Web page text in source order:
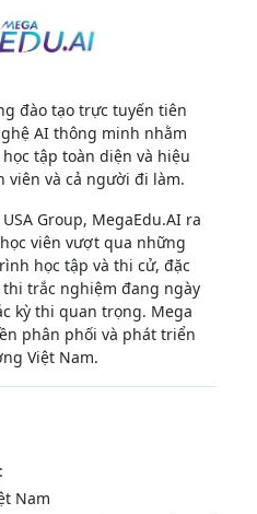
đào tạo trực tuyến tiên
AI thông minh nhằm
tập toàn diện và hiệu
viên và cả người đi làm.
Group, MegaEdu.AI ra
viên vượt qua những
học tập và thi cử, đặc
trắc nghiệm đang ngày
kỳ thi quan trọng. Mega
phân phối và phát triển
Việt Nam.
Nam